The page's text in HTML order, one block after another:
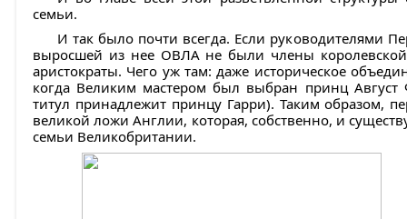
семьи.
И так было почти всегда. Если руководителями
выросшей из нее ОВЛА не были члены
аристократы. Чего уж там: даже историческое
когда Великим мастером был выбран принц Август
титул принадлежит принцу Гарри). Таким образом,
великой ложи Англии, которая, собственно, и
семьи Великобритании.